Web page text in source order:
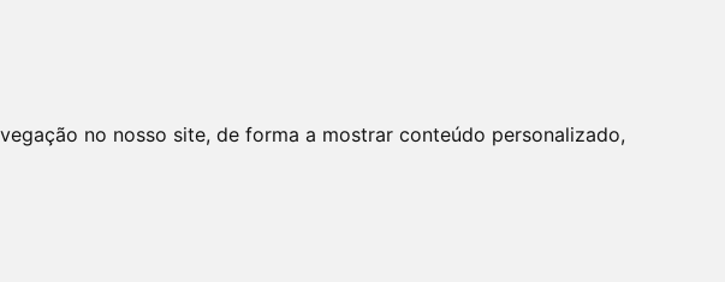
no nosso site, de forma a mostrar conteúdo personalizado,